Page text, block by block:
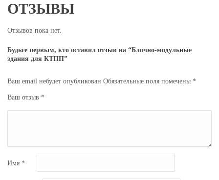
ОТЗЫВЫ
Отзывов пока нет.
Будьте первым, кто оставил отзыв на “Блочно-модульные
здания для КТПП”
Ваш email небудет опубликован Обязательные поля помечены *
Ваш отзыв *
Имя *